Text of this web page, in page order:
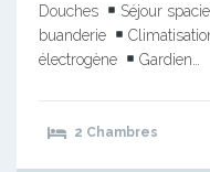
Douches
Séjour
buanderie
électrogène
Gardien…
2 Chambres